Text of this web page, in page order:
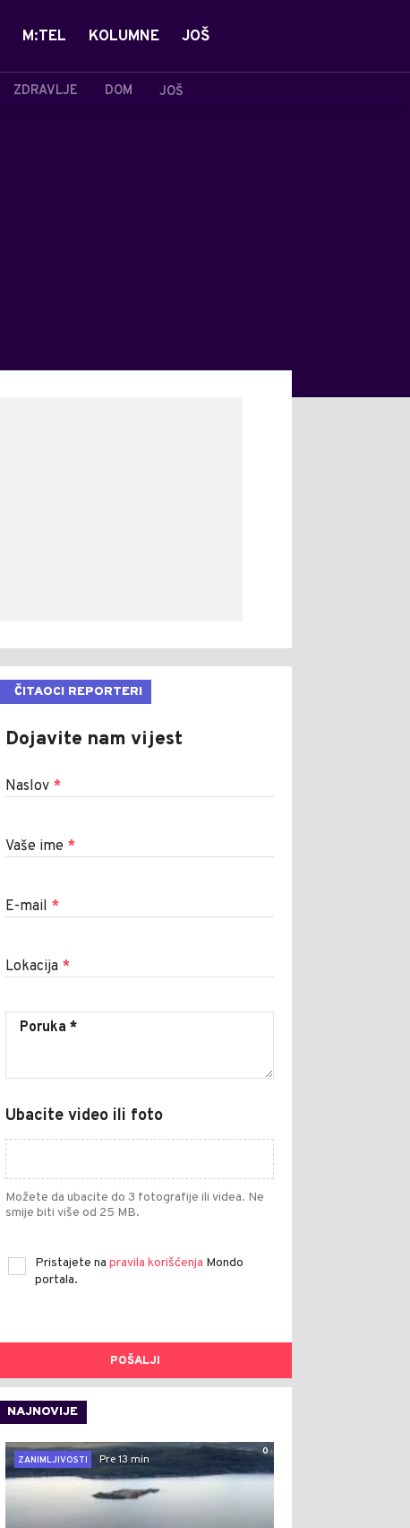
ZDRAVLJE DOM JOŠ
M:TEL KOLUMNE JOŠ
ČITAOCI REPORTERI
Dojavite nam vijest
Naslov *
Vaše ime *
E-mail *
Lokacija *
Ubacite video ili foto
Možete da ubacite do 3 fotografije ili videa. Ne
smije biti više od 25 MB.
Pristajete na pravila korišćenja Mondo
portala.
POŠALJI
NAJNOVIJE
0
ZANIMLJIVOSTI
Pre 13 min